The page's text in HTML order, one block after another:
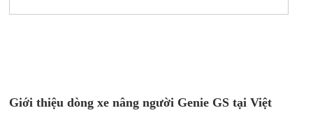
Giới thiệu dòng xe nâng người Genie GS tại Việt